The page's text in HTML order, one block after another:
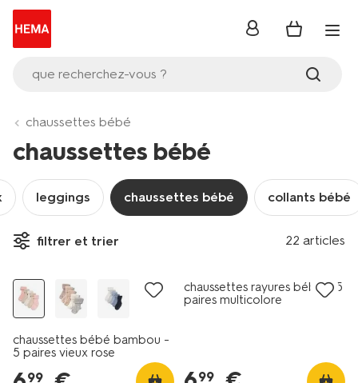
que recherchez-vous ?
se
chaussettes bébé
chaussettes bébé
leggings chaussettes bébé collants bébé
filtrer et trier 22 articles
lot de 5
chaussettes bébé bambou -
5 paires vieux rose
99
chaussettes rayures bébé - 5
paires multicolore
99